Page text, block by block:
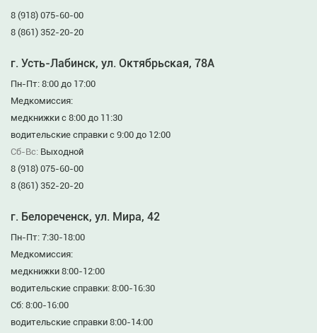
8 (918) 075-60-00
8 (861) 352-20-20
г. Усть-Лабинск, ул. Октябрьская, 78А
Пн-Пт: 8:00 до 17:00
Медкомиссия:
медкнижки с 8:00 до 11:30
водительские справки с 9:00 до 12:00
Сб-Вс: Выходной
8 (918) 075-60-00
8 (861) 352-20-20
г. Белореченск, ул. Мира, 42
Пн-Пт: 7:30-18:00
Медкомиссия:
медкнижки 8:00-12:00
водительские справки: 8:00-16:30
Сб: 8:00-16:00
водительские справки 8:00-14:00